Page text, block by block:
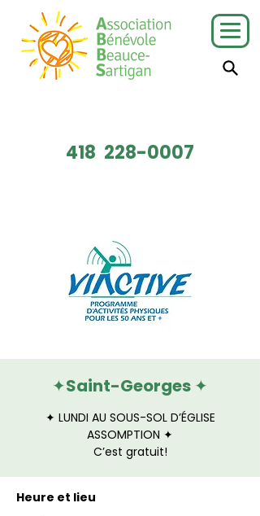
418 228-0007
✦Saint-Georges ✦
✦ LUNDI AU SOUS-SOL D’ÉGLISE
ASSOMPTION ✦
Heure et lieu